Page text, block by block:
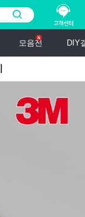
모음전 DIY